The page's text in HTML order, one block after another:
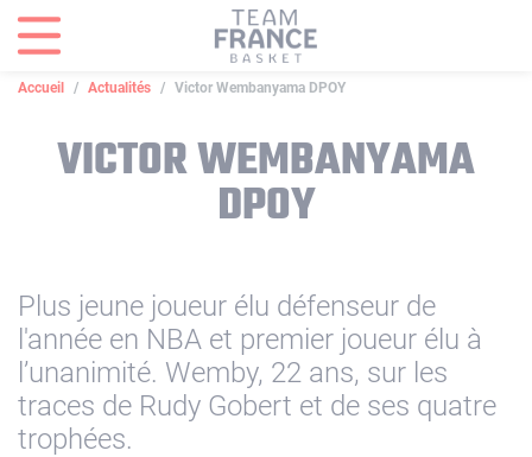
Accueil Actualités Victor Wembanyama DPOY
VICTOR WEMBANYAMA
DPOY
Plus jeune joueur élu défenseur de
l'année en NBA et premier joueur élu à
l’unanimité. Wemby, 22 ans, sur les
traces de Rudy Gobert et de ses quatre
trophées.
Panneau de gestion des cookies